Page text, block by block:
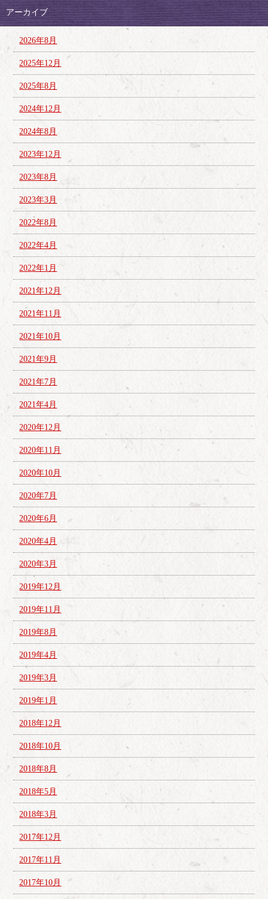
アーカイブ
2026年8月
2025年12月
2025年8月
2024年12月
2024年8月
2023年12月
2023年8月
2023年3月
2022年8月
2022年4月
2022年1月
2021年12月
2021年11月
2021年10月
2021年9月
2021年7月
2021年4月
2020年12月
2020年11月
2020年10月
2020年7月
2020年6月
2020年4月
2020年3月
2019年12月
2019年11月
2019年8月
2019年4月
2019年3月
2019年1月
2018年12月
2018年10月
2018年8月
2018年5月
2018年3月
2017年12月
2017年11月
2017年10月